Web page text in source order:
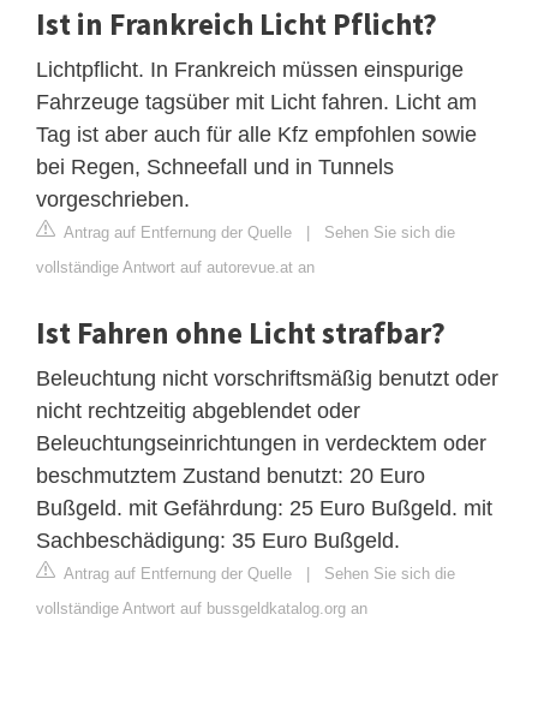
Ist in Frankreich Licht Pflicht?
Lichtpflicht. In Frankreich müssen einspurige
Fahrzeuge tagsüber mit Licht fahren. Licht am
Tag ist aber auch für alle Kfz empfohlen sowie
bei Regen, Schneefall und in Tunnels
vorgeschrieben.
Antrag auf Entfernung der Quelle | Sehen Sie sich die
vollständige Antwort auf autorevue.at an
Ist Fahren ohne Licht strafbar?
Beleuchtung nicht vorschriftsmäßig benutzt oder
nicht rechtzeitig abgeblendet oder
Beleuchtungseinrichtungen in verdecktem oder
beschmutztem Zustand benutzt: 20 Euro
Bußgeld. mit Gefährdung: 25 Euro Bußgeld. mit
Sachbeschädigung: 35 Euro Bußgeld.
Antrag auf Entfernung der Quelle | Sehen Sie sich die
vollständige Antwort auf bussgeldkatalog.org an